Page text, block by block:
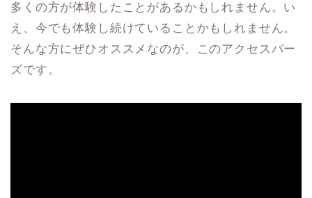
多くの方が体験したことがあるかもしれません。い
え、今でも体験し続けていることかもしれません。
そんな方にぜひオススメなのが、このアクセスバー
ズです。